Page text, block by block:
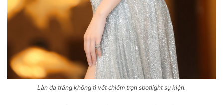
Làn da trắng không tì vết chiếm trọn spotlight sự kiện.